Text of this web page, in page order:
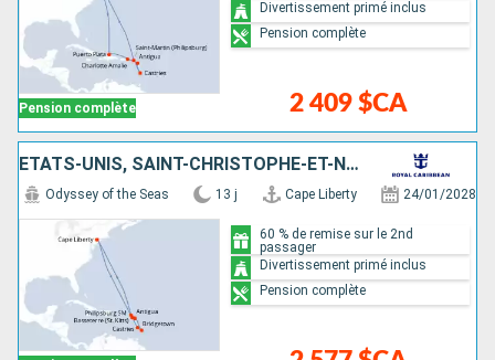
Pension complète 2 409 $CA
Divertissement primé inclus
Pension complète
ÉTATS-UNIS, SAINT-CHRISTOPHE-ET-NIÉVÈS, ANTIGUA-ET-BARBUDA, BARBADE, SAINTE-LUCIE, SAINT-MARTIN
Odyssey of the Seas 13 j Cape Liberty 24/01/2028
60 % de remise sur le 2nd
passager
Divertissement primé inclus
Pension complète